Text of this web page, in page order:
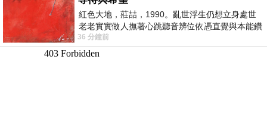
紅色大地，莊喆，1990。亂世浮生仍想立身處世
老老實實做人撫著心跳聽音辨位依憑直覺與本能鑽
向裂隙的亮處探索另一個心聲另一個共鳴的
36 分鐘前